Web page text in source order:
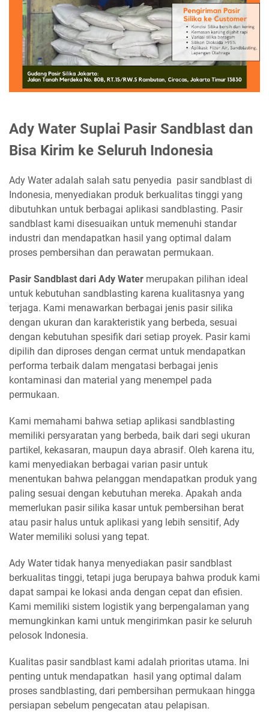
Ady Water Suplai Pasir Sandblast dan
Bisa Kirim ke Seluruh Indonesia
Ady Water adalah salah satu penyedia pasir sandblast di
Indonesia, menyediakan produk berkualitas tinggi yang
dibutuhkan untuk berbagai aplikasi sandblasting. Pasir
sandblast kami disesuaikan untuk memenuhi standar
industri dan mendapatkan hasil yang optimal dalam
proses pembersihan dan perawatan permukaan.
Pasir Sandblast dari Ady Water merupakan pilihan ideal
untuk kebutuhan sandblasting karena kualitasnya yang
terjaga. Kami menawarkan berbagai jenis pasir silika
dengan ukuran dan karakteristik yang berbeda, sesuai
dengan kebutuhan spesifik dari setiap proyek. Pasir kami
dipilih dan diproses dengan cermat untuk mendapatkan
performa terbaik dalam mengatasi berbagai jenis
kontaminasi dan material yang menempel pada
permukaan.
Kami memahami bahwa setiap aplikasi sandblasting
memiliki persyaratan yang berbeda, baik dari segi ukuran
partikel, kekasaran, maupun daya abrasif. Oleh karena itu,
kami menyediakan berbagai varian pasir untuk
menentukan bahwa pelanggan mendapatkan produk yang
paling sesuai dengan kebutuhan mereka. Apakah anda
memerlukan pasir silika kasar untuk pembersihan berat
atau pasir halus untuk aplikasi yang lebih sensitif, Ady
Water memiliki solusi yang tepat.
Ady Water tidak hanya menyediakan pasir sandblast
berkualitas tinggi, tetapi juga berupaya bahwa produk kami
dapat sampai ke lokasi anda dengan cepat dan efisien.
Kami memiliki sistem logistik yang berpengalaman yang
memungkinkan kami untuk mengirimkan pasir ke seluruh
pelosok Indonesia.
Kualitas pasir sandblast kami adalah prioritas utama. Ini
penting untuk mendapatkan hasil yang optimal dalam
proses sandblasting, dari pembersihan permukaan hingga
persiapan sebelum pengecatan atau pelapisan.